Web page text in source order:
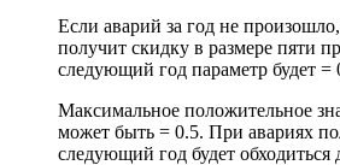
Если аварий за год не
получит скидку в размере пяти
следующий год параметр будет =
Максимальное положительное
может быть = 0.5. При авариях
следующий год будет обходиться